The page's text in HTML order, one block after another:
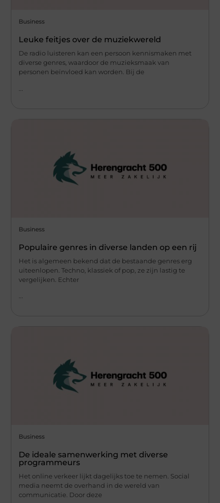
Business
Leuke feitjes over de muziekwereld
De radio luisteren kan een persoon kennismaken met
diverse genres, waardoor de muzieksmaak van
personen beïnvloed kan worden. Bij de
Business
Populaire genres in diverse landen op een rij
Het is algemeen bekend dat de bestaande genres erg
uiteenlopen. Techno, klassiek of pop, ze zijn lastig te
vergelijken. Echter
Business
De ideale samenwerking met diverse
programmeurs
Het online verkeer lijkt dagelijks toe te nemen. Social
media neemt de overhand in de wereld van
communicatie. Door deze